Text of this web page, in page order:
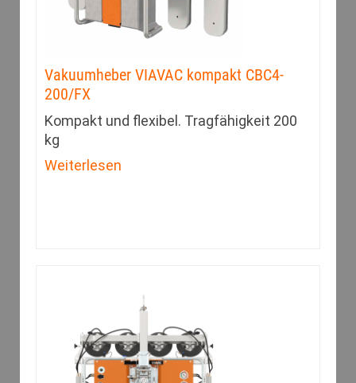
Vakuumheber VIAVAC kompakt CBC4-
200/FX
Kompakt und flexibel. Tragfähigkeit 200
kg
Weiterlesen